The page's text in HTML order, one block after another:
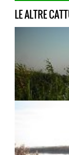
LE ALTRE